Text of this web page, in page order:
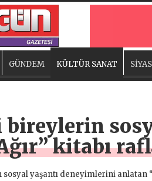
GÜNDEM KÜLTÜR SANAT
bireylerin
kitabı